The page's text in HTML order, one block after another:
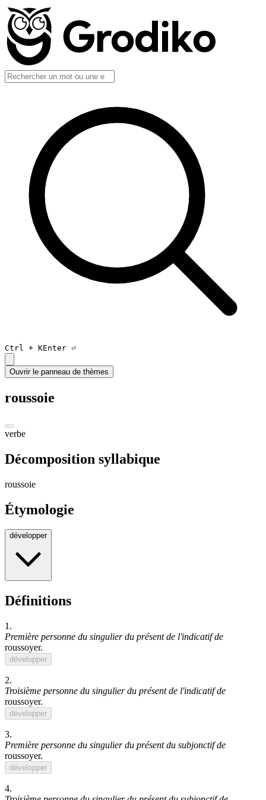
Ctrl + KEnter ⏎
Ouvrir le panneau de thèmes
roussoie
verbe
Décomposition syllabique
roussoie
Étymologie
développer
Définitions
1.
Première personne du singulier du présent de l'indicatif de
roussoyer.
développer
2.
Troisième personne du singulier du présent de l'indicatif de
roussoyer.
développer
3.
Première personne du singulier du présent du subjonctif de
roussoyer.
développer
4.